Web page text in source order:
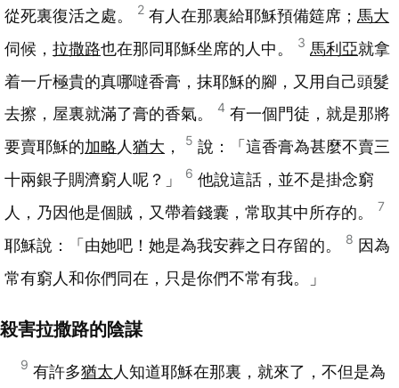
從死裏復活之處。
2 有人在那裏給耶穌預備筵席； 馬大
伺候， 拉撒路也在那同耶穌坐席的人中。 3 馬利亞就拿
着一斤極貴的真哪噠香膏，抹耶穌的腳，又用自己頭髮
去擦，屋裏就滿了膏的香氣。
4 有一個門徒，就是那將
要賣耶穌的加略 人猶大 ， 5 說：「這香膏為甚麼不賣三
十兩銀子賙濟窮人呢？」
6 他說這話，並不是掛念窮
人，乃因他是個賊，又帶着錢囊，常取其中所存的。
7
耶穌說：「由她吧！她是為我安葬之日存留的。 8 因為
常有窮人和你們同在，只是你們不常有我。」
殺害拉撒路的陰謀
9 有許多猶太 人知道耶穌在那裏，就來了，不但是為